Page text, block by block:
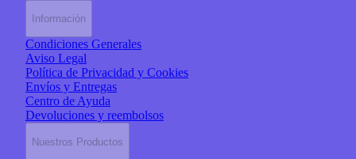
Información
Condiciones Generales
Aviso Legal
Política de Privacidad y Cookies
Envíos y Entregas
Centro de Ayuda
Devoluciones y reembolsos
Nuestros Productos